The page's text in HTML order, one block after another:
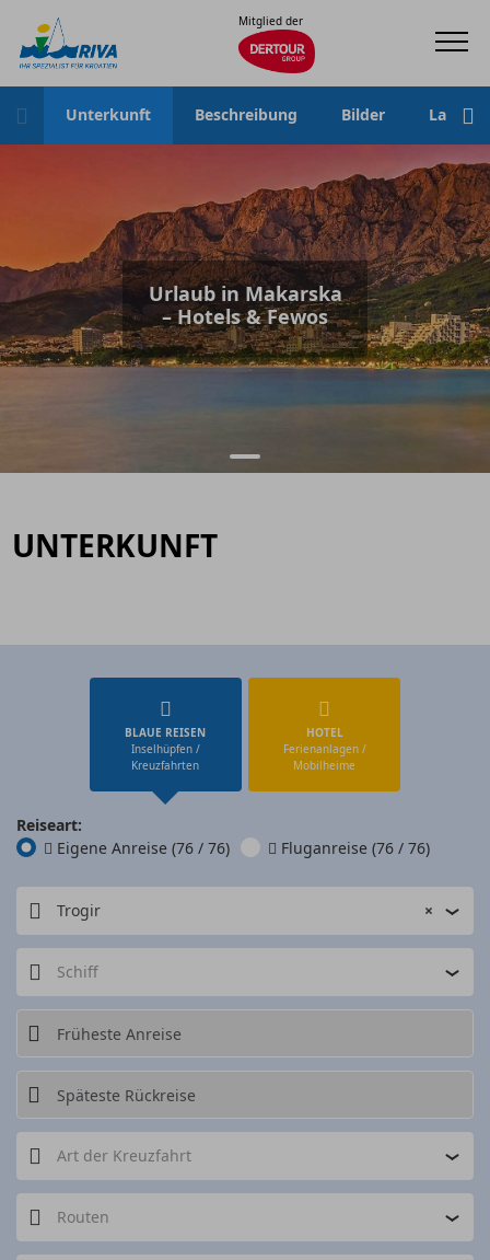
Mitglied der
Unterkunft Beschreibung Bilder Lage
Urlaub in Makarska
– Hotels & Fewos
UNTERKUNFT
BLAUE REISEN
Inselhüpfen /
Kreuzfahrten
HOTEL
Ferienanlagen /
Mobilheime
Reiseart:
Eigene Anreise(76 / 76) Fluganreise(76 / 76)
×
Trogir
Schiff
Art der Kreuzfahrt
Routen